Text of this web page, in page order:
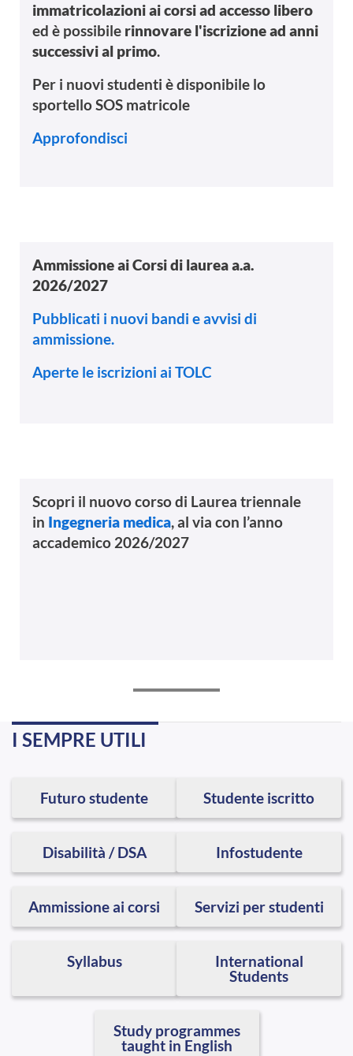
immatricolazioni ai corsi ad accesso libero
ed è possibile rinnovare l'iscrizione ad anni
successivi al primo.
Per i nuovi studenti è disponibile lo
sportello SOS matricole
Approfondisci
Ammissione ai Corsi di laurea a.a.
2026/2027
Pubblicati i nuovi bandi e avvisi di
ammissione.
Aperte le iscrizioni ai TOLC
Scopri il nuovo corso di Laurea triennale
in Ingegneria medica, al via con l’anno
accademico 2026/2027
I SEMPRE UTILI
Futuro studente Studente iscritto
Disabilità / DSA Infostudente
Ammissione ai corsi Servizi per studenti
Syllabus
International
Students
Study programmes
taught in English